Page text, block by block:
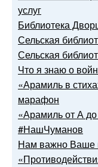
услуг
Библиотека
Сельская
Сельская
Что я знаю о
«Арамиль в
марафон
«Арамиль от А
#НашЧуманов
Нам важно Ваше